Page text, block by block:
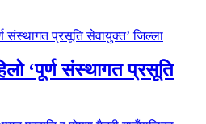
‘पूर्ण संस्थागत प्रसूति